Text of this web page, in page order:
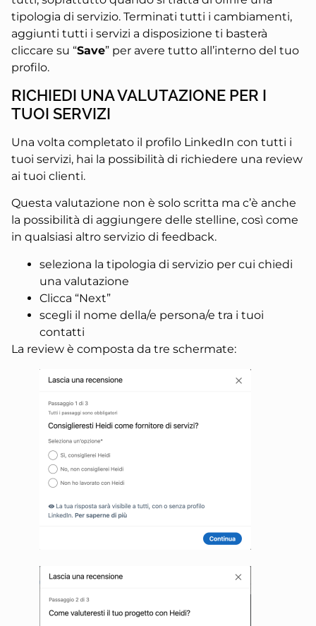
tipologia di servizio. Terminati tutti i cambiamenti,
aggiunti tutti i servizi a disposizione ti basterà
cliccare su “Save” per avere tutto all’interno del tuo
profilo.
RICHIEDI UNA VALUTAZIONE PER I
TUOI SERVIZI
Una volta completato il profilo LinkedIn con tutti i
tuoi servizi, hai la possibilità di richiedere una review
ai tuoi clienti.
Questa valutazione non è solo scritta ma c’è anche
la possibilità di aggiungere delle stelline, così come
in qualsiasi altro servizio di feedback.
seleziona la tipologia di servizio per cui chiedi
una valutazione
Clicca “Next”
scegli il nome della/e persona/e tra i tuoi
contatti
La review è composta da tre schermate: